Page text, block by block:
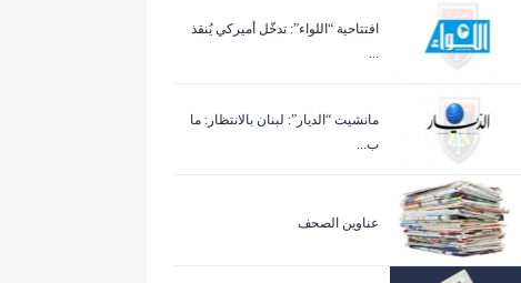
افتتاحية “اللواء”: تدخّل أميركي يُنقذ
...
مانشيت “الديار”: لبنان بالانتظار: ما
ب...
عناوين الصحف